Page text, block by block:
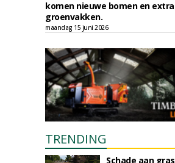
komen nieuwe bomen en extra
groenvakken.
maandag 15 juni 2026
TRENDING
Schade aan